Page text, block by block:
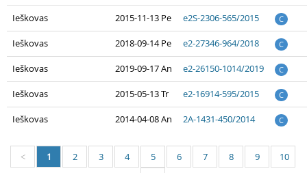
Ieškovas 2015-11-13 Pe e2S-2306-565/2015 C
Ieškovas 2018-09-14 Pe e2-27346-964/2018 C
Ieškovas 2019-09-17 An e2-26150-1014/2019 C
Ieškovas 2015-05-13 Tr e2-16914-595/2015 C
Ieškovas 2014-04-08 An 2A-1431-450/2014 C
< 1 2 3 4 5 6 7 8 9 10